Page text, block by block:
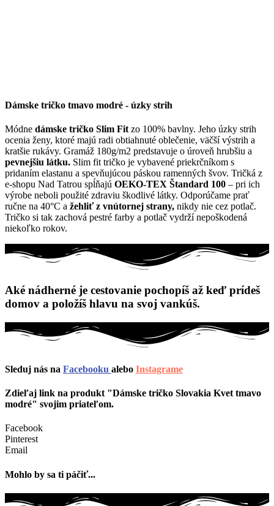
Dámske tričko tmavo modré - úzky strih
Módne dámske tričko Slim Fit zo 100% bavlny. Jeho úzky strih
ocenia ženy, ktoré majú radi obtiahnuté oblečenie, väčší výstrih a
kratšie rukávy. Gramáž 180g/m2 predstavuje o úroveň hrubšiu a
pevnejšiu látku. Slim fit tričko je vybavené priekrčníkom s
pridaním elastanu a spevňujúcou páskou ramenných švov. Tričká z
e-shopu Nad Tatrou spĺňajú OEKO-TEX Štandard 100 – pri ich
výrobe neboli použité zdraviu škodlivé látky. Odporúčame prať
ručne na 40°C a žehliť z vnútornej strany, nikdy nie cez potlač.
Tričko si tak zachová pestré farby a potlač vydrží nepoškodená
niekoľko rokov.
Aké nádherné je cestovanie pochopíš až keď prídeš
domov a položíš hlavu na svoj vankúš.
Sleduj nás na Facebooku alebo Instagrame
Zdieľaj link na produkt "Dámske tričko Slovakia Kvet tmavo
modré" svojim priateľom.
Facebook
Pinterest
Email
Mohlo by sa ti páčiť...